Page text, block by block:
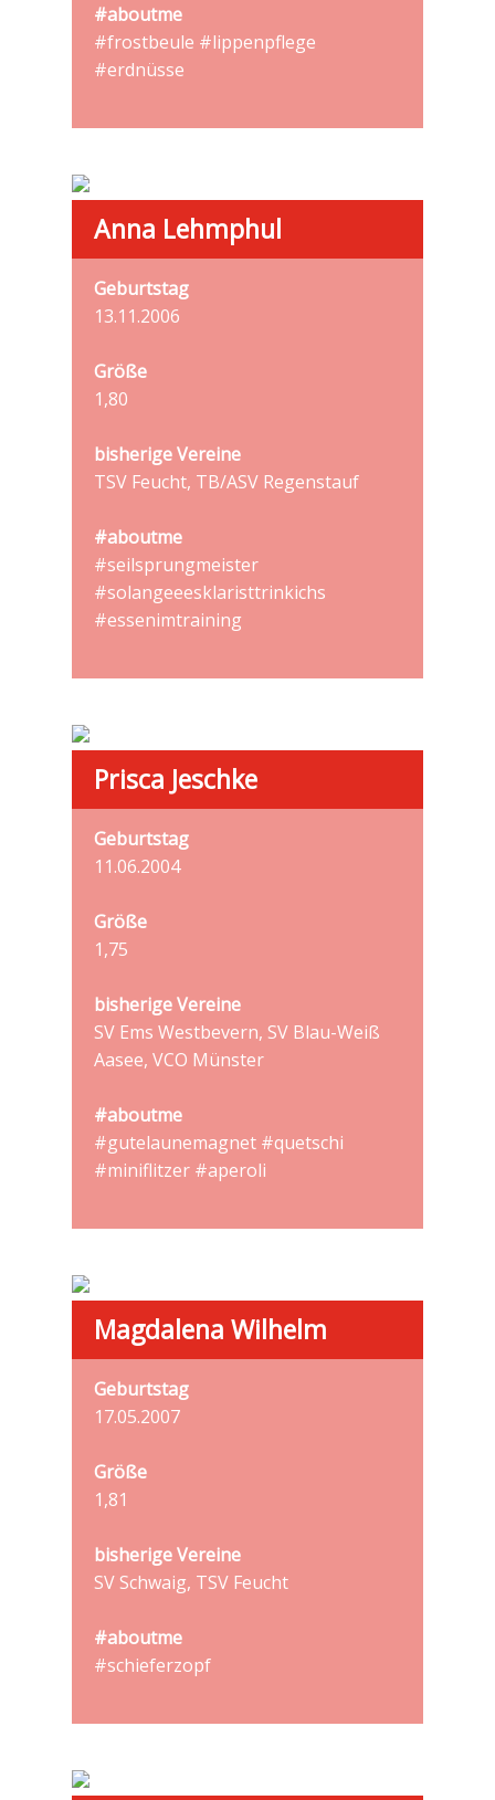
#aboutme
#frostbeule #lippenpflege
#erdnüsse
Anna Lehmphul
Geburtstag
13.11.2006
Größe
1,80
bisherige Vereine
TSV Feucht, TB/ASV Regenstauf
#aboutme
#seilsprungmeister
#solangeeesklaristtrinkichs
#essenimtraining
Prisca Jeschke
Geburtstag
11.06.2004
Größe
1,75
bisherige Vereine
SV Ems Westbevern, SV Blau-Weiß
Aasee, VCO Münster
#aboutme
#gutelaunemagnet #quetschi
#miniflitzer #aperoli
Magdalena Wilhelm
Geburtstag
17.05.2007
Größe
1,81
bisherige Vereine
SV Schwaig, TSV Feucht
#aboutme
#schieferzopf